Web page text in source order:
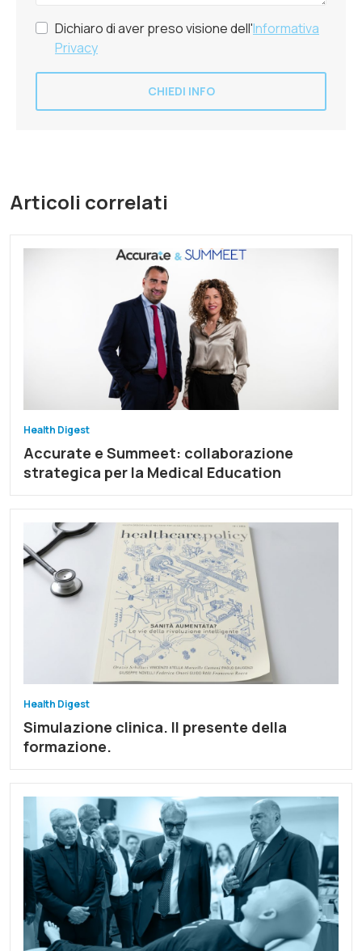
Dichiaro di aver preso visione dell'Informativa
Privacy
CHIEDI INFO
Articoli correlati
Health Digest
Accurate e Summeet: collaborazione
strategica per la Medical Education
Health Digest
Simulazione clinica. Il presente della
formazione.